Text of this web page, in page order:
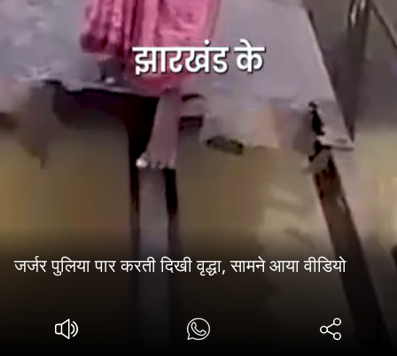
जर्जर पुलिया पार करती दिखी वृद्धा, सामने आया वीडियो